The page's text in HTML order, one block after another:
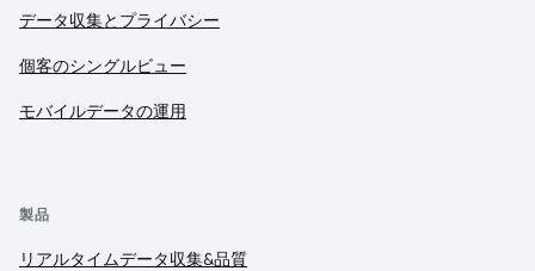
データ収集とプライバシー
個客のシングルビュー
モバイルデータの運用
製品
リアルタイムデータ収集&品質